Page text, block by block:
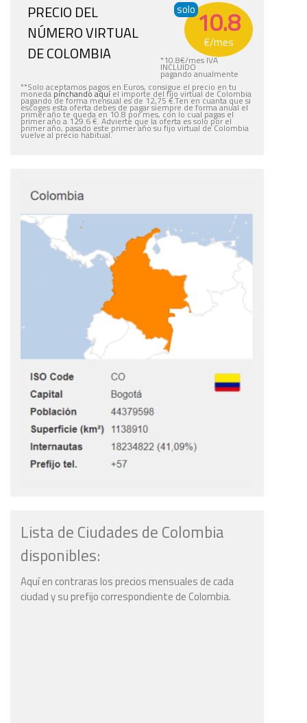
PRECIO DEL
NÚMERO VIRTUAL
DE COLOMBIA
solo10.8
€/mes
*10.8€/mes IVA
INCLUIDO
pagando anualmente
**Solo aceptamos pagos en Euros, consigue el precio en tu
monedapinchando aquíel importe del fijo virtual de Colombia
pagando de forma mensual es de 12,75 €.Ten en cuanta que si
escoges esta oferta debes de pagar siempre de forma anual el
primer año te queda en 10.8 por mes, con lo cual pagas el
primer año a 129.6 €. Advierte que la oferta es solo por el
primer año, pasado este primer año su fijo virtual de Colombia
vuelve al precio habitual.
Lista de Ciudades de Colombia
disponibles:
Aquí en contraras los precios mensuales de cada
ciudad y su prefijo correspondiente de Colombia.